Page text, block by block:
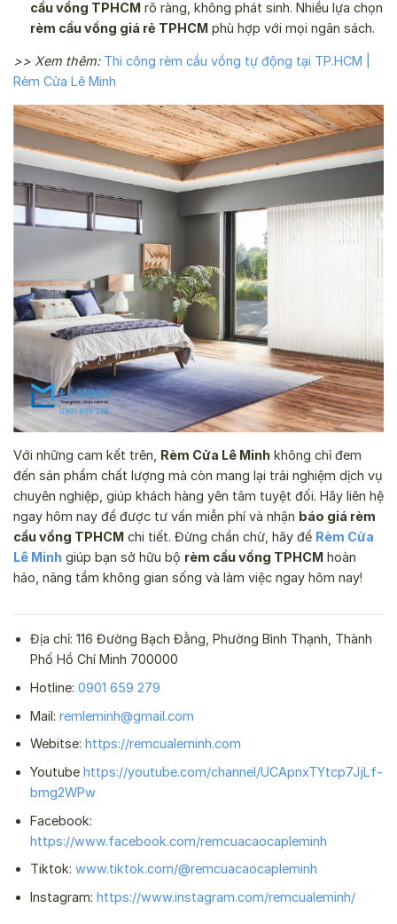
cầu vồng TPHCMrõ ràng, không phát sinh. Nhiều lựa chọn
rèm cầu vồng giá rẻ TPHCMphù hợp với mọi ngân sách.
>> Xem thêm: Thi công rèm cầu vồng tự động tại TP.HCM |
Rèm Cửa Lê Minh
Với những cam kết trên, Rèm Cửa Lê Minh không chỉ đem
đến sản phẩm chất lượng mà còn mang lại trải nghiệm dịch vụ
chuyên nghiệp, giúp khách hàng yên tâm tuyệt đối. Hãy liên hệ
ngay hôm nay để được tư vấn miễn phí và nhận báo giá rèm
cầu vồng TPHCM chi tiết. Đừng chần chừ, hãy để Rèm Cửa
Lê Minh giúp bạn sở hữu bộ rèm cầu vồng TPHCM hoàn
hảo, nâng tầm không gian sống và làm việc ngay hôm nay!
Địa chỉ: 116 Đường Bạch Đằng, Phường Bình Thạnh, Thành
Phố Hồ Chí Minh 700000
Hotline: 0901 659 279
Mail: remleminh@gmail.com
Webitse: https://remcualeminh.com
Youtube https://youtube.com/channel/UCApnxTYtcp7JjLf-
bmg2WPw
Facebook:
https://www.facebook.com/remcuacaocapleminh
Tiktok: www.tiktok.com/@remcuacaocapleminh
Instagram: https://www.instagram.com/remcualeminh/